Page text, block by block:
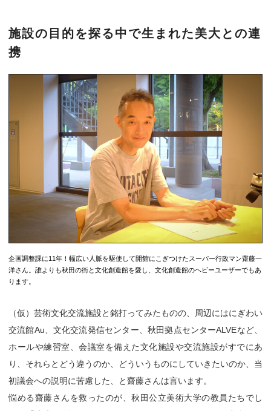
施設の目的を探る中で生まれた美大との連
携
企画調整課に11年！幅広い人脈を駆使して開館にこぎつけたスーパー行政マン齋藤一
洋さん。誰よりも秋田の街と文化創造館を愛し、文化創造館のヘビーユーザーでもあ
ります。
（仮）芸術文化交流施設と銘打ってみたものの、周辺にはにぎわい
交流館Au、文化交流発信センター、秋田拠点センターALVEなど、
ホールや練習室、会議室を備えた文化施設や交流施設がすでにあ
り、それらとどう違うのか、どういうものにしていきたいのか、当
初議会への説明に苦慮した、と齋藤さんは言います。
悩める齋藤さんを救ったのが、秋田公立美術大学の教員たちでし